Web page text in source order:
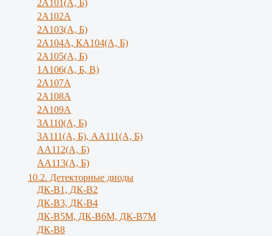
2А101(А, Б)
2А102А
2А103(А, Б)
2А104А, КА104(А, Б)
2А105(А, Б)
1А106(А, Б, В)
2А107А
2А108А
2А109А
3А110(А, Б)
3А111(А, Б), АА111(А, Б)
АА112(А, Б)
АА113(А, Б)
10.2. Детекторные диоды
ДК-В1, ДК-В2
ДК-В3, ДК-В4
ДК-В5М, ДК-В6М, ДК-В7М
ДК-В8